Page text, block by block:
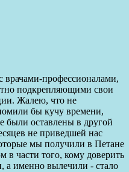
профессионалами,
подкрепляющими свои
Жалею, что не
бы кучу времени,
были оставлены в другой
не приведшей нас
мы получили в Петане
в части того, кому доверить
а именно вылечили - стало